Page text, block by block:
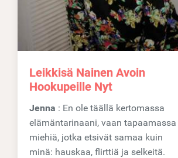
Leikkisä Nainen Avoin
Hookupeille Nyt
Jenna : En ole täällä kertomassa
elämäntarinaani, vaan tapaamassa
miehiä, jotka etsivät samaa kuin
minä: hauskaa, flirttiä ja selkeitä.